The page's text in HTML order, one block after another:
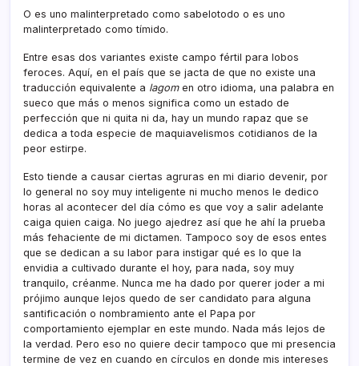
O es uno malinterpretado como sabelotodo o es uno
malinterpretado como tí­mido.
Entre esas dos variantes existe campo fértil para lobos
feroces. Aquí­, en el paí­s que se jacta de que no existe una
traducción equivalente a lagomen otro idioma, una palabra en
sueco que más o menos significa como un estado de
perfección que ni quita ni da, hay un mundo rapaz que se
dedica a toda especie de maquiavelismos cotidianos de la
peor estirpe.
Esto tiende a causar ciertas agruras en mi diario devenir, por
lo general no soy muy inteligente ni mucho menos le dedico
horas al acontecer del dí­a cómo es que voy a salir adelante
caiga quien caiga. No juego ajedrez así­ que he ahí­ la prueba
más fehaciente de mi dictamen. Tampoco soy de esos entes
que se dedican a su labor para instigar qué es lo que la
envidia a cultivado durante el hoy, para nada, soy muy
tranquilo, créanme. Nunca me ha dado por querer joder a mi
prójimo aunque lejos quedo de ser candidato para alguna
santificación o nombramiento ante el Papa por
comportamiento ejemplar en este mundo. Nada más lejos de
la verdad. Pero eso no quiere decir tampoco que mi presencia
termine de vez en cuando en cí­rculos en donde mis intereses